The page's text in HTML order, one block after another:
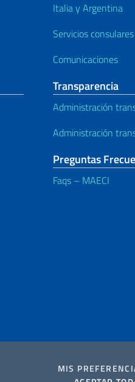
MIS
Italia y Argentina
Servicios
Comunicaciones
Transparencia
Administración
Administración
Preguntas
Faqs – MAECI
2026 Derechos de Autor Ministerio de